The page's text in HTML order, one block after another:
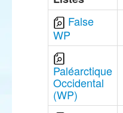
False
WP
Paléarctique
Occidental
(WP)